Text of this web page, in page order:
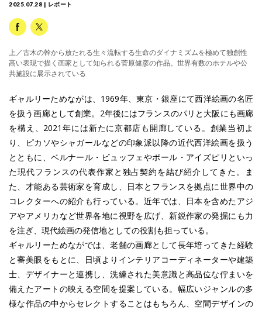
2025.07.28 | レポート
上／古木の幹から放たれる生々流転する生命のダイナミズムを極めて独創性
高い表現で描く画家として知られる菅原健彦の作品。世界有数のホテルや公
共施設に展示されている
ギャルリーためながは、1969年、東京・銀座にて西洋絵画の名匠
を扱う画廊として創業。2年後にはフランスのパリと大阪にも画廊
を構え、2021年には新たに京都店も開廊している。創業当初よ
り、ピカソやシャガールなどの印象派以降の近代西洋絵画を扱う
とともに、ベルナール・ビュッフェやポール・アイズピリといっ
た現代フランスの代表作家と独占契約を結び紹介してきた。ま
た、才能ある芸術家を育成し、日本とフランスを拠点に世界中の
コレクターへの紹介も行っている。近年では、日本を含めたアジ
アやアメリカなど世界各地に視野を広げ、新鋭作家の発掘にも力
を注ぎ、現代絵画の発信地としての役割も担っている。
ギャルリーためながでは、老舗の画廊として長年培ってきた経験
と審美眼をもとに、日頃よりインテリアコーディネーターや建築
士、デザイナーと連携し、洗練された美意識と高品位な佇まいを
備えたアートの映える空間を提案している。幅広いジャンルの多
様な作品の中からセレクトすることはもちろん、空間デザインの